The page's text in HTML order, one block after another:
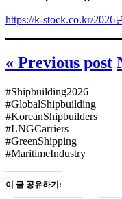
https://k-stock.co.kr/
« Previous post
#Shipbuilding2026
#GlobalShipbuilding
#KoreanShipbuilders
#LNGCarriers
#GreenShipping
#MaritimeIndustry
이 글 공유하기: